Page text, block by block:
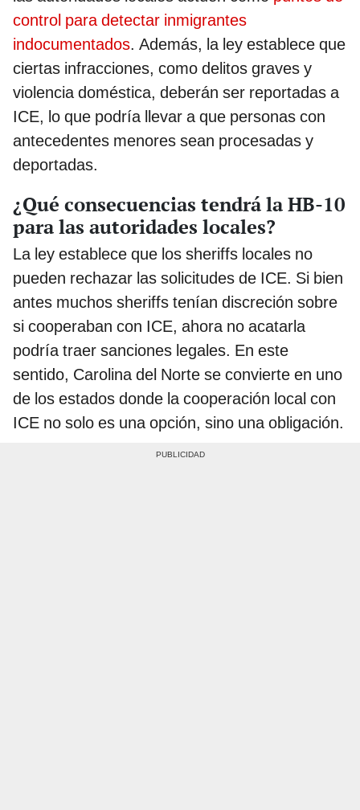
control para detectar inmigrantes
indocumentados. Además, la ley establece que
ciertas infracciones, como delitos graves y
violencia doméstica, deberán ser reportadas a
ICE, lo que podría llevar a que personas con
antecedentes menores sean procesadas y
deportadas.
¿Qué consecuencias tendrá la HB-10
para las autoridades locales?
La ley establece que los sheriffs locales no
pueden rechazar las solicitudes de ICE. Si bien
antes muchos sheriffs tenían discreción sobre
si cooperaban con ICE, ahora no acatarla
podría traer sanciones legales. En este
sentido, Carolina del Norte se convierte en uno
de los estados donde la cooperación local con
ICE no solo es una opción, sino una obligación.